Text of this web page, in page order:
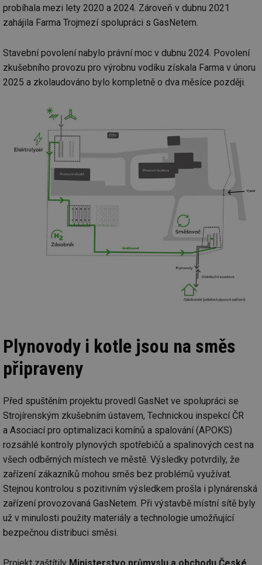
probíhala mezi lety 2020 a 2024. Zároveň v dubnu 2021
zahájila Farma Trojmezí spolupráci s GasNetem.
Stavební povolení nabylo právní moc v dubnu 2024. Povolení
zkušebního provozu pro výrobnu vodíku získala Farma v únoru
2025 a zkolaudováno bylo kompletně o dva měsíce později.
Plynovody i kotle jsou na směs
připraveny
Před spuštěním projektu provedl GasNet ve spolupráci se
Strojírenským zkušebním ústavem, Technickou inspekcí ČR
a Asociací pro optimalizaci komínů a spalování (APOKS)
rozsáhlé kontroly plynových spotřebičů a spalinových cest na
všech odběrných místech ve městě. Výsledky potvrdily, že
zařízení zákazníků mohou směs bez problémů využívat.
Stejnou kontrolou s pozitivním výsledkem prošla i plynárenská
zařízení provozovaná GasNetem. Při výstavbě místní sítě byly
už v minulosti použity materiály a technologie umožňující
bezpečnou distribuci směsi.